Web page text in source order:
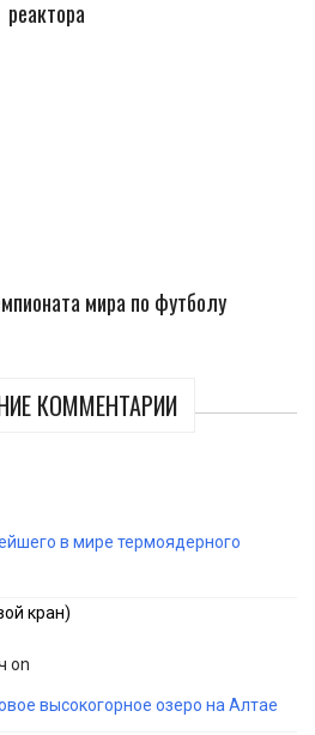
реактора
мира по футболу
КОММЕНТАРИИ
в мире термоядерного
кран)
on
высокогорное озеро на Алтае